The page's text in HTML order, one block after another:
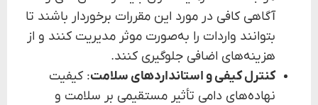
آگاهی کافی در مورد این مقررات برخوردار باشند تا
بتوانند واردات را به‌صورت موثر مدیریت کنند و از
هزینه‌های اضافی جلوگیری کنند.
کنترل کیفی و استانداردهای سلامت: کیفیت
نهاده‌های دامی تأثیر مستقیمی بر سلامت و